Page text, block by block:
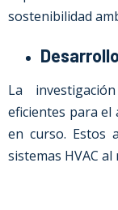
sostenibilidad
La
eficientes para el
en curso. Estos
sistemas HVAC